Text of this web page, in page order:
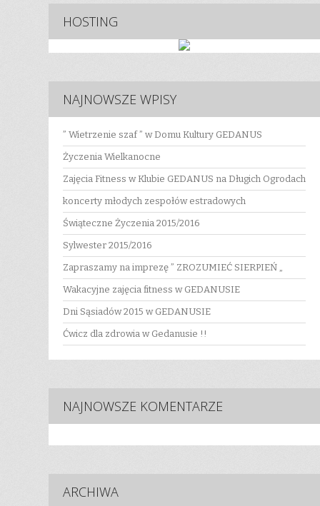
HOSTING
NAJNOWSZE WPISY
” Wietrzenie szaf ” w Domu Kultury GEDANUS
Życzenia Wielkanocne
Zajęcia Fitness w Klubie GEDANUS na Długich Ogrodach
koncerty młodych zespołów estradowych
Świąteczne Życzenia 2015/2016
Sylwester 2015/2016
Zapraszamy na imprezę ” ZROZUMIEĆ SIERPIEŃ „
Wakacyjne zajęcia fitness w GEDANUSIE
Dni Sąsiadów 2015 w GEDANUSIE
Ćwicz dla zdrowia w Gedanusie !!
NAJNOWSZE KOMENTARZE
ARCHIWA